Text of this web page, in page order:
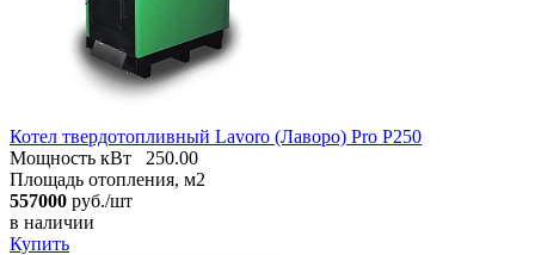
Котел твердотопливный Lavoro (Лаворо) Pro Р250
Мощность кВт
250.00
Площадь отопления, м2
557000 руб./шт
в наличии
Купить